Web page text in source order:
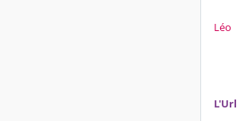
Léo
L'Url